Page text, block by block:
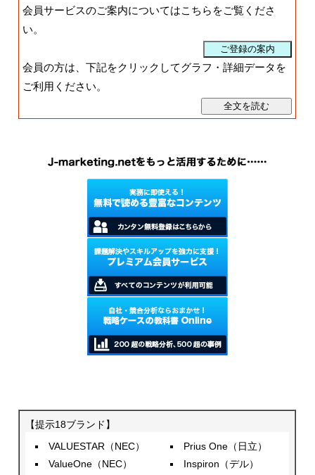
会員サービスのご案内についてはこちらをご覧くださ
い。
会員の方は、下記をクリックしてグラフ・詳細データを
ご利用ください。
【提示18ブランド】
VALUESTAR（NEC）
ValueOne（NEC）
Prius One（日立）
Inspiron（デル）